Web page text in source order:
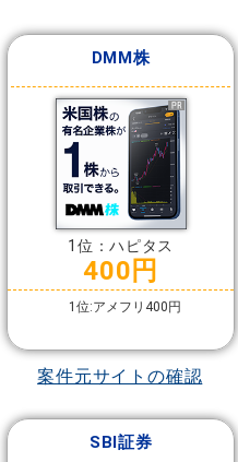
DMM株
1位：ハピタス
400円
1位:アメフリ400円
案件元サイトの確認
SBI証券